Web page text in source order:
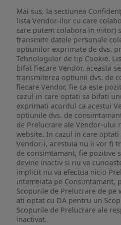
Mai sus, la sectiunea
lista Vendor-ilor cu care
care putem colabora in viitor)
transmite datele personale
optiunilor exprimate de dvs.
Tehnologiilor de tip Cookie.
bifat fiecare Vendor, aceasta
transmiterea optiunii dvs. de
fiecare Vendor, fie ca este
cazul in care optati sa bifati
exprimati acordul ca acestui
optiunile dvs. de
de Prelucrare ale Vendor-ului
website. In cazul in care
Vendor-i, acestuia nu ii vor fi
de consimtamant, fie pozitive
devine inactiv si nu va
implicit nu va efectua nicio
intemeiata pe Consimtamant,
Scopurile de Prelucrare de pe
ati optat cu DA pentru un
Scopurile de Prelucrare ale
inactivat.